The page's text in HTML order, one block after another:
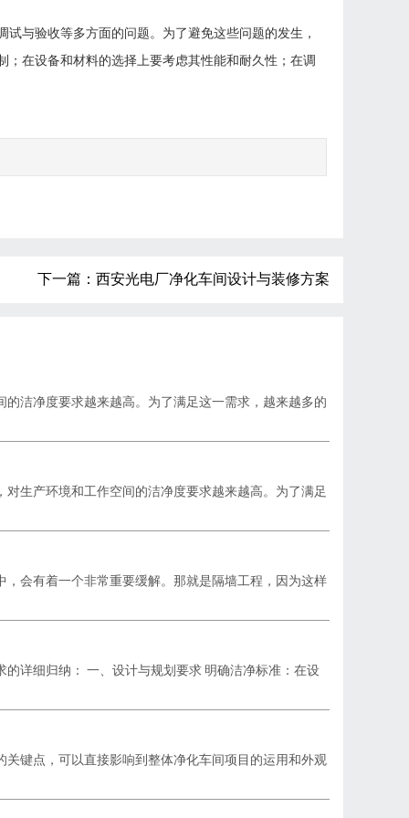
与验收等多方面的问题。为了避免这些问题的发生，
在设备和材料的选择上要考虑其性能和耐久性；在调
下一篇： 西安光电厂净化车间设计与装修方案
洁净度要求越来越高。为了满足这一需求，越来越多的
生产环境和工作空间的洁净度要求越来越高。为了满足
会有着一个非常重要缓解。那就是隔墙工程，因为这样
详细归纳： 一、设计与规划要求 明确洁净标准：在设
键点，可以直接影响到整体净化车间项目的运用和外观